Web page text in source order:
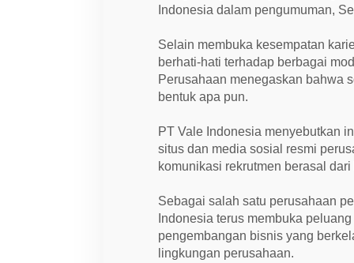
Indonesia dalam pengumuman,
Selain membuka kesempatan
berhati-hati terhadap berbagai
Perusahaan menegaskan bahwa
bentuk apa pun.
PT Vale Indonesia menyebutkan
situs dan media sosial resmi
komunikasi rekrutmen berasal
Sebagai salah satu perusahaan
Indonesia terus membuka
pengembangan bisnis yang
lingkungan perusahaan.